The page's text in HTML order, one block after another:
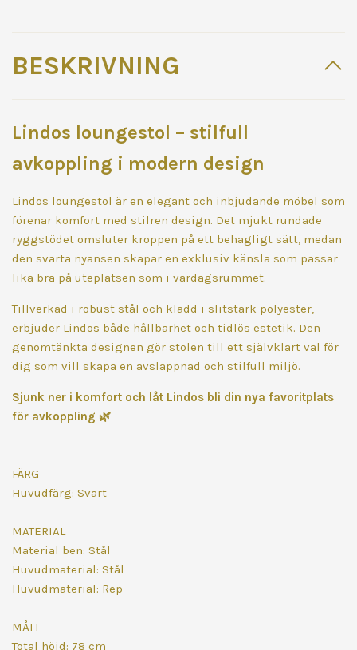
BESKRIVNING
Lindos loungestol – stilfull
avkoppling i modern design
Lindos loungestol är en elegant och inbjudande möbel som
förenar komfort med stilren design. Det mjukt rundade
ryggstödet omsluter kroppen på ett behagligt sätt, medan
den svarta nyansen skapar en exklusiv känsla som passar
lika bra på uteplatsen som i vardagsrummet.
Tillverkad i robust stål och klädd i slitstark polyester,
erbjuder Lindos både hållbarhet och tidlös estetik. Den
genomtänkta designen gör stolen till ett självklart val för
dig som vill skapa en avslappnad och stilfull miljö.
Sjunk ner i komfort och låt Lindos bli din nya favoritplats
för avkoppling 🌿
FÄRG
Huvudfärg: Svart
MATERIAL
Material ben: Stål
Huvudmaterial: Stål
Huvudmaterial: Rep
MÅTT
Total höjd: 78 cm